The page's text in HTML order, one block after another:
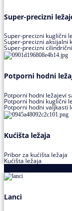
Super-precizni
Super-precizni kuglični
Super-precizni aksijalni
Super-precizni
Potporni hodni
Potporni hodni ležajevi
Potporni hodni kuglični
Potporni hodni valjkasti
Kućišta ležaja
Pribor za kućišta ležaja
Kućišta ležaja
Lanci